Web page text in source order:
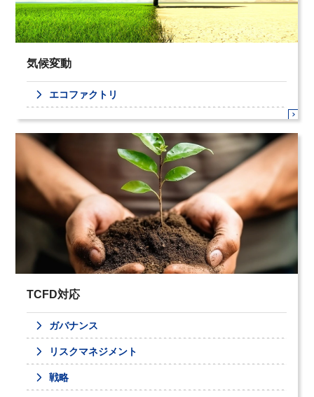
気候変動
エコファクトリ
TCFD対応
ガバナンス
リスクマネジメント
戦略